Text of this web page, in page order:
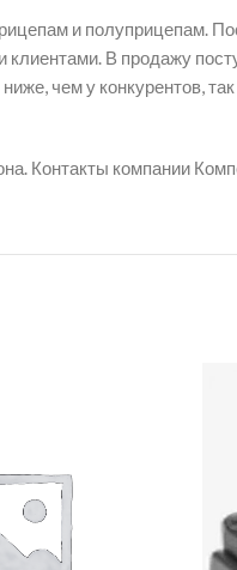
и полуприцепам.
В продажу
чем у конкурентов,
Контакты компании